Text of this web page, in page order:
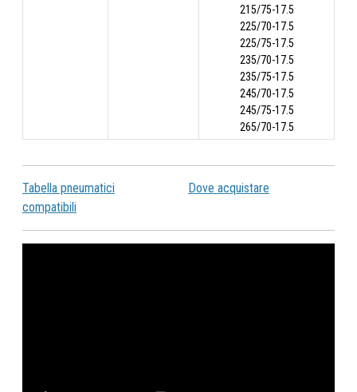
215/75-17.5
225/70-17.5
225/75-17.5
235/70-17.5
235/75-17.5
245/70-17.5
245/75-17.5
265/70-17.5
Tabella pneumatici
compatibili
Dove acquistare